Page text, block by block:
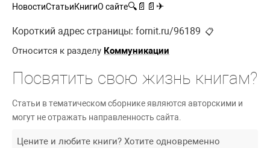
НовостиСтатьиКнигиО сайте🔍 📄 📄 ✈
Короткий адрес страницы: fornit.ru/96189 📋
Относится к разделу Коммуникации
Посвятить свою жизнь книгам?
Статьи в тематическом сборнике являются авторскими и
могут не отражать направленность сайта.
Цените и любите книги? Хотите одновременно